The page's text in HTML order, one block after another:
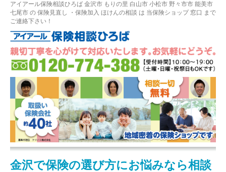
アイアール保険相談ひろば 金沢市 もりの里 白山市 小松市 野々市市 能美市
七尾市 の 保険見直し ・保険加入 ほけんの相談 は 当保険ショップ 窓口 まで
ご連絡下さい！
金沢で保険の選び方にお悩みなら相談